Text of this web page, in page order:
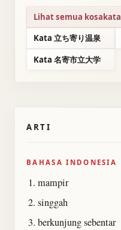
Lihat semua kosakata
Kata 立ち寄り温泉
Kata 名寄市立大学
ARTI
BAHASA INDONESIA
mampir
singgah
berkunjung sebentar